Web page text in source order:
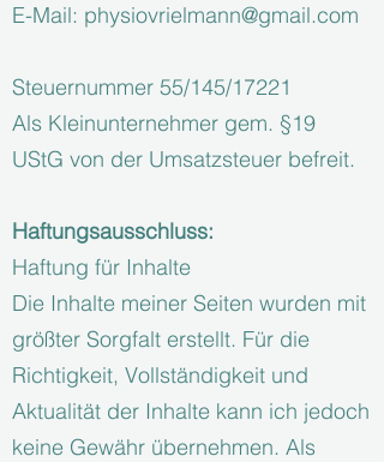
E-Mail: physiovrielmann@gmail.com
Steuernummer 55/145/17221
Als Kleinunternehmer gem. §19
UStG von der Umsatzsteuer befreit.
Haftungsausschluss:
Haftung für Inhalte
Die Inhalte meiner Seiten wurden mit
größter Sorgfalt erstellt. Für die
Richtigkeit, Vollständigkeit und
Aktualität der Inhalte kann ich jedoch
keine Gewähr übernehmen. Als